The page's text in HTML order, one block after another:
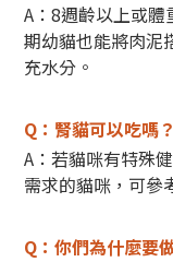
A：8週齡以上或體
期幼貓也能將肉泥
充水分。
Q：腎貓可以吃嗎？
A：若貓咪有特殊
需求的貓咪，可參
Q：你們為什麼要